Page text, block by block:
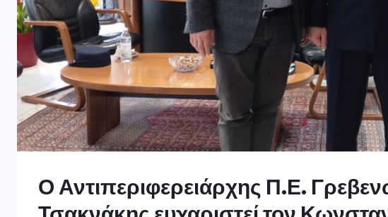
Ο Αντιπεριφερειάρχης Π.Ε.